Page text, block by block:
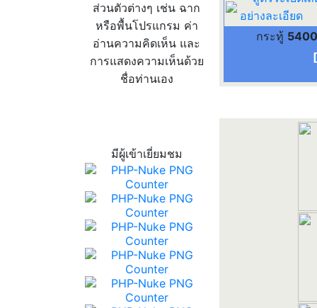
ส่วนตัวต่างๆ เช่น ฉาก
หรือพื้นโปรแกรม ค่า
อ่านความคิดเห็น และ
การแสดงความเห็นด้วย
ชื่อท่านเอง
มีผู้เข้าเยี่ยมชม
อย่างละเอียด
กระทู้ 5400